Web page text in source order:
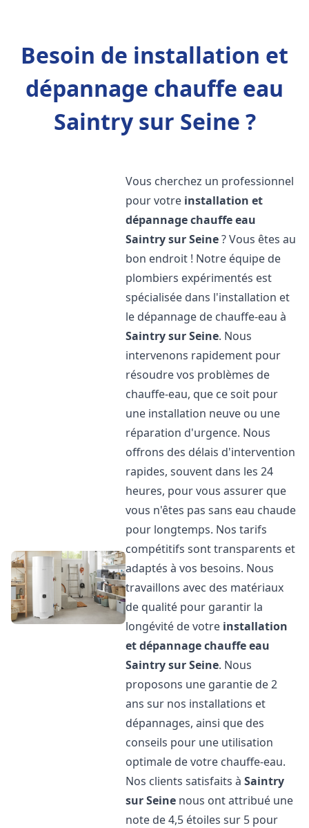
Besoin de installation et
dépannage chauffe eau
Saintry sur Seine ?
Vous cherchez un professionnel
pour votre installation et
dépannage chauffe eau
Saintry sur Seine? Vous êtes au
bon endroit ! Notre équipe de
plombiers expérimentés est
spécialisée dans l'installation et
le dépannage de chauffe-eau à
Saintry sur Seine. Nous
intervenons rapidement pour
résoudre vos problèmes de
chauffe-eau, que ce soit pour
une installation neuve ou une
réparation d'urgence. Nous
offrons des délais d'intervention
rapides, souvent dans les 24
heures, pour vous assurer que
vous n'êtes pas sans eau chaude
pour longtemps. Nos tarifs
compétitifs sont transparents et
adaptés à vos besoins. Nous
travaillons avec des matériaux
de qualité pour garantir la
longévité de votre installation
et dépannage chauffe eau
Saintry sur Seine. Nous
proposons une garantie de 2
ans sur nos installations et
dépannages, ainsi que des
conseils pour une utilisation
optimale de votre chauffe-eau.
Nos clients satisfaits àSaintry
sur Seine nous ont attribué une
note de 4,5 étoiles sur 5 pour